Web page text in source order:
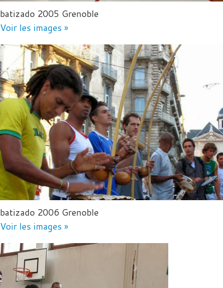
batizado 2005 Grenoble
Voir les images »
batizado 2006 Grenoble
Voir les images »